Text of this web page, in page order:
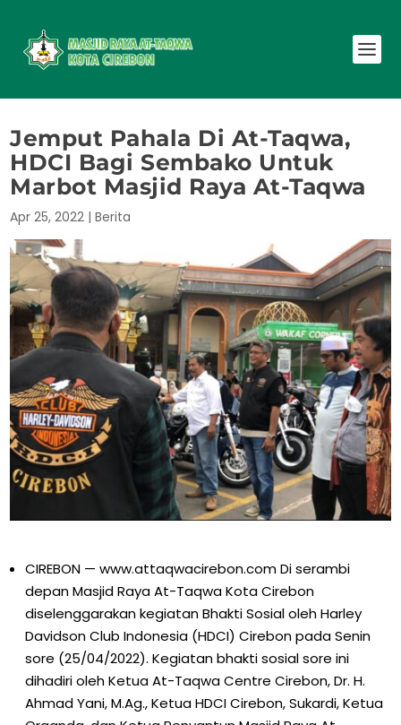
Jemput Pahala Di At-Taqwa,
HDCI Bagi Sembako Untuk
Marbot Masjid Raya At-Taqwa
Apr 25, 2022 |Berita
CIREBON — www.attaqwacirebon.com Di serambi
depan Masjid Raya At-Taqwa Kota Cirebon
diselenggarakan kegiatan Bhakti Sosial oleh Harley
Davidson Club Indonesia (HDCI) Cirebon pada Senin
sore (25/04/2022). Kegiatan bhakti sosial sore ini
dihadiri oleh Ketua At-Taqwa Centre Cirebon, Dr. H.
Ahmad Yani, M.Ag., Ketua HDCI Cirebon, Sukardi, Ketua